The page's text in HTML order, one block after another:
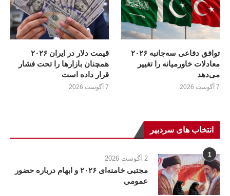
توافق دفاعی سه‌جانبه ۲۰۲۶
معادلات خاورمیانه را تغییر
می‌دهد
7 آگوست 2026
قیمت دلار در ایران ۲۰۲۶
همچنان بازارها را تحت فشار
قرار داده است
7 آگوست 2026
انتخاب های سردبیر
1 2 آگوست 2026
مجتبی خامنه‌ای ۲۰۲۶ و ابهام درباره حضور
عمومی